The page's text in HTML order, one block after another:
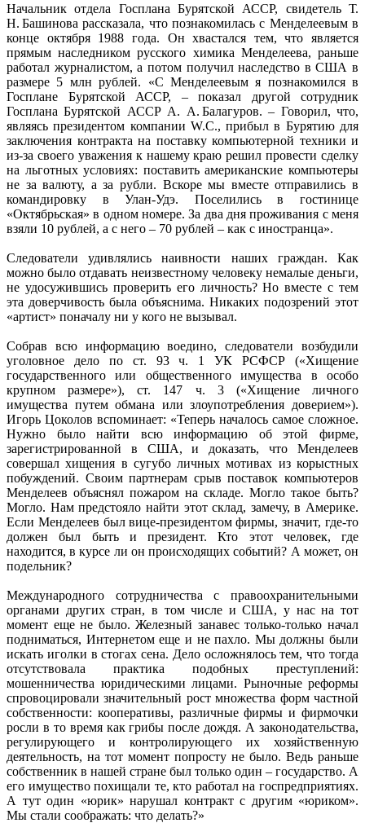
Начальник отдела Госплана Бурятской АССР, свидетель Т.
Н. Башинова рассказала, что познакомилась с Менделеевым в
конце октября 1988 года. Он хвастался тем, что является
прямым наследником русского химика Менделеева, раньше
работал журналистом, а потом получил наследство в США в
размере 5 млн рублей. «С Менделеевым я познакомился в
Госплане Бурятской АССР, – показал другой сотрудник
Госплана Бурятской АССР А. А. Балагуров. – Говорил, что,
являясь президентом компании W.C., прибыл в Бурятию для
заключения контракта на поставку компьютерной техники и
из-за своего уважения к нашему краю решил провести сделку
на льготных условиях: поставить американские компьютеры
не за валюту, а за рубли. Вскоре мы вместе отправились в
командировку в Улан-Удэ. Поселились в гостинице
«Октябрьская» в одном номере. За два дня проживания с меня
взяли 10 рублей, а с него – 70 руб­лей – как с иностранца».
Следователи удивлялись наивности наших граждан. Как
можно было отдавать неизвестному человеку немалые деньги,
не удосужившись проверить его личность? Но вместе с тем
эта доверчивость была объяснима. Никаких подозрений этот
«артист» поначалу ни у кого не вызывал.
Собрав всю информацию воедино, следователи возбудили
уголовное дело по ст. 93 ч. 1 УК РСФСР («Хищение
государственного или общественного имущества в особо
крупном размере»), ст. 147 ч. 3 («Хищение личного
имущества путем обмана или злоупотребления доверием»).
Игорь Цоколов вспоминает: «Теперь началось самое сложное.
Нужно было найти всю информацию об этой фирме,
зарегистрированной в США, и доказать, что Менделеев
совершал хищения в сугубо личных мотивах из корыстных
побуждений. Своим партнерам срыв поставок компьютеров
Менделеев объяснял пожаром на складе. Могло такое быть?
Могло. Нам предстояло найти этот склад, замечу, в Америке.
Если Менделеев был вице-президентом фирмы, значит, где-то
должен был быть и президент. Кто этот человек, где
находится, в курсе ли он происходящих событий? А может, он
подельник?
Международного сотрудничества с правоохранительными
органами других стран, в том числе и США, у нас на тот
момент еще не было. Железный занавес только-только начал
подниматься, Интернетом еще и не пахло. Мы должны были
искать иголки в стогах сена. Дело осложнялось тем, что тогда
отсутствовала практика подобных преступлений:
мошенничества юридическими лицами. Рыночные реформы
спровоцировали значительный рост множества форм частной
собственности: кооперативы, различные фирмы и фирмочки
росли в то время как грибы после дождя. А законодательства,
регулирующего и контролирующего их хозяйственную
деятельность, на тот момент попросту не было. Ведь раньше
собственник в нашей стране был только один – государство. А
его имущество похищали те, кто работал на госпредприятиях.
А тут один «юрик» нарушал контракт с другим «юриком».
Мы стали соображать: что делать?»